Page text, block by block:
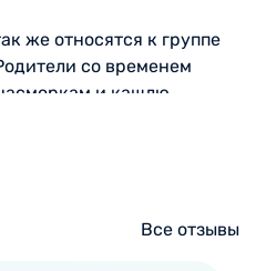
же относятся к группе
со временем
и кашлю
не являются
осложнениях.Все отзывы